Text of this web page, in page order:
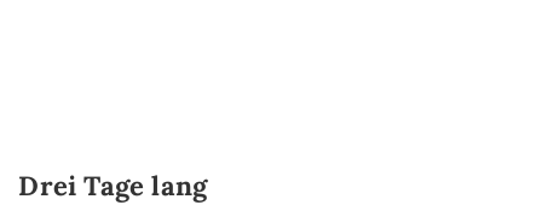
Drei Tage lang